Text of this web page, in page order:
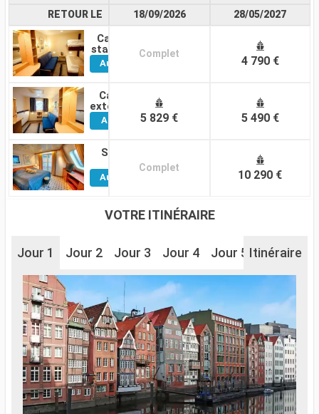
RETOUR LE
Cabine
standard
Voir
Autres
Cabine
extérieure
Voir
Autres
Suite
Autres
18/09/2026
Complet
5 829 €
Complet
28/05/2027
4 790 €
5 490 €
10 290 €
VOTRE ITINÉRAIRE
Jour 1 Jour 2 Jour 3 Jour 4 Jour 5 Jour 7
Itinéraire